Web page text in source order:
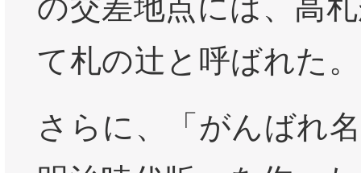
の交差地点には、高
て札の辻と呼ばれた。
さらに、「がんばれ